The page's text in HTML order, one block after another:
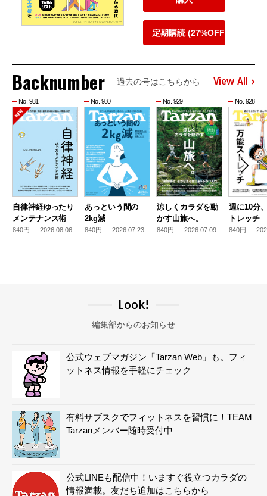
定期購読 (27%OFF)
Backnumber 過去の号はこちらから View All
No. 931
自律神経ゆったり
メンテナンス術
840円 — 2026.08.06
No. 930
あっという間の
2kg減
840円 — 2026.07.23
No. 929
涼しくカラダを動
かす山旅へ。
840円 — 2026.07.09
No. 928
週に10分
トレッチ
840円 —
Look!
編集部からのお知らせ
公式ウェブマガジン「Tarzan Web」も。フィ
ットネス情報を手軽にチェック
有料サブスクでフィットネスを習慣に！TEAM
Tarzanメンバー随時受付中
公式LINEも配信中！いますぐ役立つカラダの
情報満載。友だち追加はこちらから